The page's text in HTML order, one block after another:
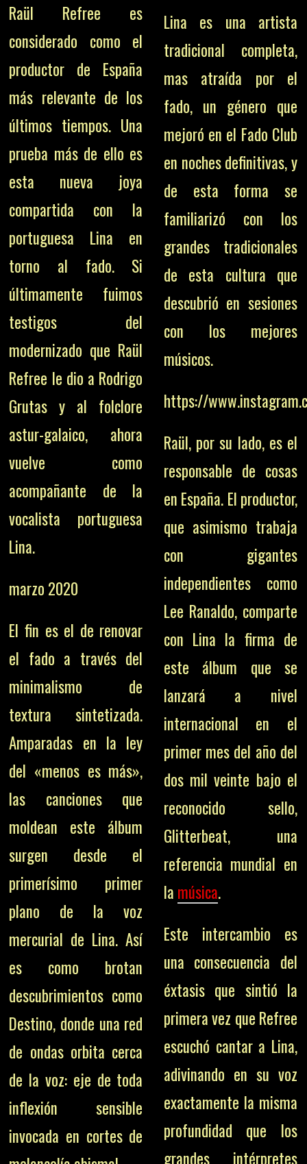
Raül Refree es
considerado como el
productor de España
más relevante de los
últimos tiempos. Una
prueba más de ello es
esta nueva joya
compartida con la
portuguesa Lina en
torno al fado. Si
últimamente fuimos
testigos del
modernizado que Raül
Refree le dio a Rodrigo
Grutas y al folclore
astur-galaico, ahora
vuelve como
acompañante de la
vocalista portuguesa
Lina.
marzo 2020
El fin es el de renovar
el fado a través del
minimalismo de
textura sintetizada.
Amparadas en la ley
del «menos es más»,
las canciones que
moldean este álbum
surgen desde el
primerísimo primer
plano de la voz
mercurial de Lina. Así
es como brotan
descubrimientos como
Destino, donde una red
de ondas orbita cerca
de la voz: eje de toda
inflexión sensible
invocada en cortes de
Lina es una artista
tradicional completa,
mas atraída por el
fado, un género que
mejoró en el Fado Club
en noches definitivas, y
de esta forma se
familiarizó con los
grandes tradicionales
de esta cultura que
descubrió en sesiones
con los mejores
músicos.
https://
Raül, por su lado, es el
responsable de cosas
en España. El productor,
que asimismo trabaja
con gigantes
independientes como
Lee Ranaldo, comparte
con Lina la firma de
este álbum que se
lanzará a nivel
internacional en el
primer mes del año del
dos mil veinte bajo el
reconocido sello,
Glitterbeat, una
referencia mundial en
la música.
Este intercambio es
una consecuencia del
éxtasis que sintió la
primera vez que Refree
escuchó cantar a Lina,
adivinando en su voz
exactamente la misma
profundidad que los
grandes intérpretes